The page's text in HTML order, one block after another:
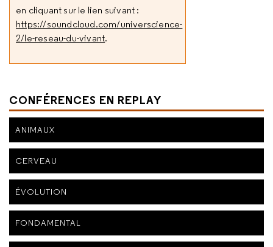
en cliquant sur le lien suivant :
https://soundcloud.com/universcience-
2/le-reseau-du-vivant.
CONFÉRENCES EN REPLAY
ANIMAUX
CERVEAU
ÉVOLUTION
FONDAMENTAL